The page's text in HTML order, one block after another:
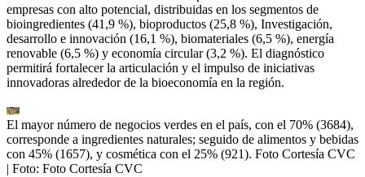
empresas con alto potencial, distribuidas en los segmentos de
bioingredientes (41,9 %), bioproductos (25,8 %), Investigación,
desarrollo e innovación (16,1 %), biomateriales (6,5 %), energía
renovable (6,5 %) y economía circular (3,2 %). El diagnóstico
permitirá fortalecer la articulación y el impulso de iniciativas
innovadoras alrededor de la bioeconomía en la región.
El mayor número de negocios verdes en el país, con el 70% (3684),
corresponde a ingredientes naturales; seguido de alimentos y bebidas
con 45% (1657), y cosmética con el 25% (921). Foto Cortesía CVC
| Foto: Foto Cortesía CVC